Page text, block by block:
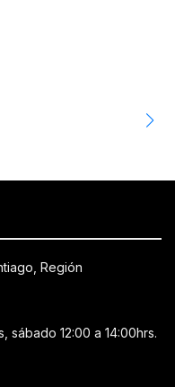
Región
sábado 12:00 a 14:00hrs.